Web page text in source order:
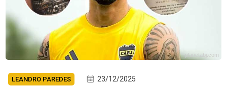
planetabj.com
LEANDRO PAREDES 23/12/2025